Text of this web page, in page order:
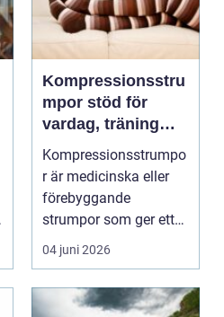
Kompressionsstru
mpor stöd för
vardag, träning
och återhämtning
Kompressionsstrumpo
r är medicinska eller
förebyggande
strumpor som ger ett
graderat tryck från
ankel...
04 juni 2026